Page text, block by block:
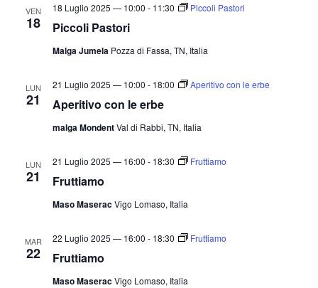
VEN
18 Piccoli Pastori
18 Luglio 2025 — 10:00 - 11:30 Piccoli Pastori
Malga Jumela Pozza di Fassa, TN, Italia
LUN
21 Aperitivo con le erbe
21 Luglio 2025 — 10:00 - 18:00 Aperitivo con le erbe
malga MondentVal di Rabbi, TN, Italia
LUN
21 Fruttiamo
21 Luglio 2025 — 16:00 - 18:30 Fruttiamo
Maso MaseracVigo Lomaso, Italia
MAR
22 Fruttiamo
22 Luglio 2025 — 16:00 - 18:30 Fruttiamo
Maso MaseracVigo Lomaso, Italia